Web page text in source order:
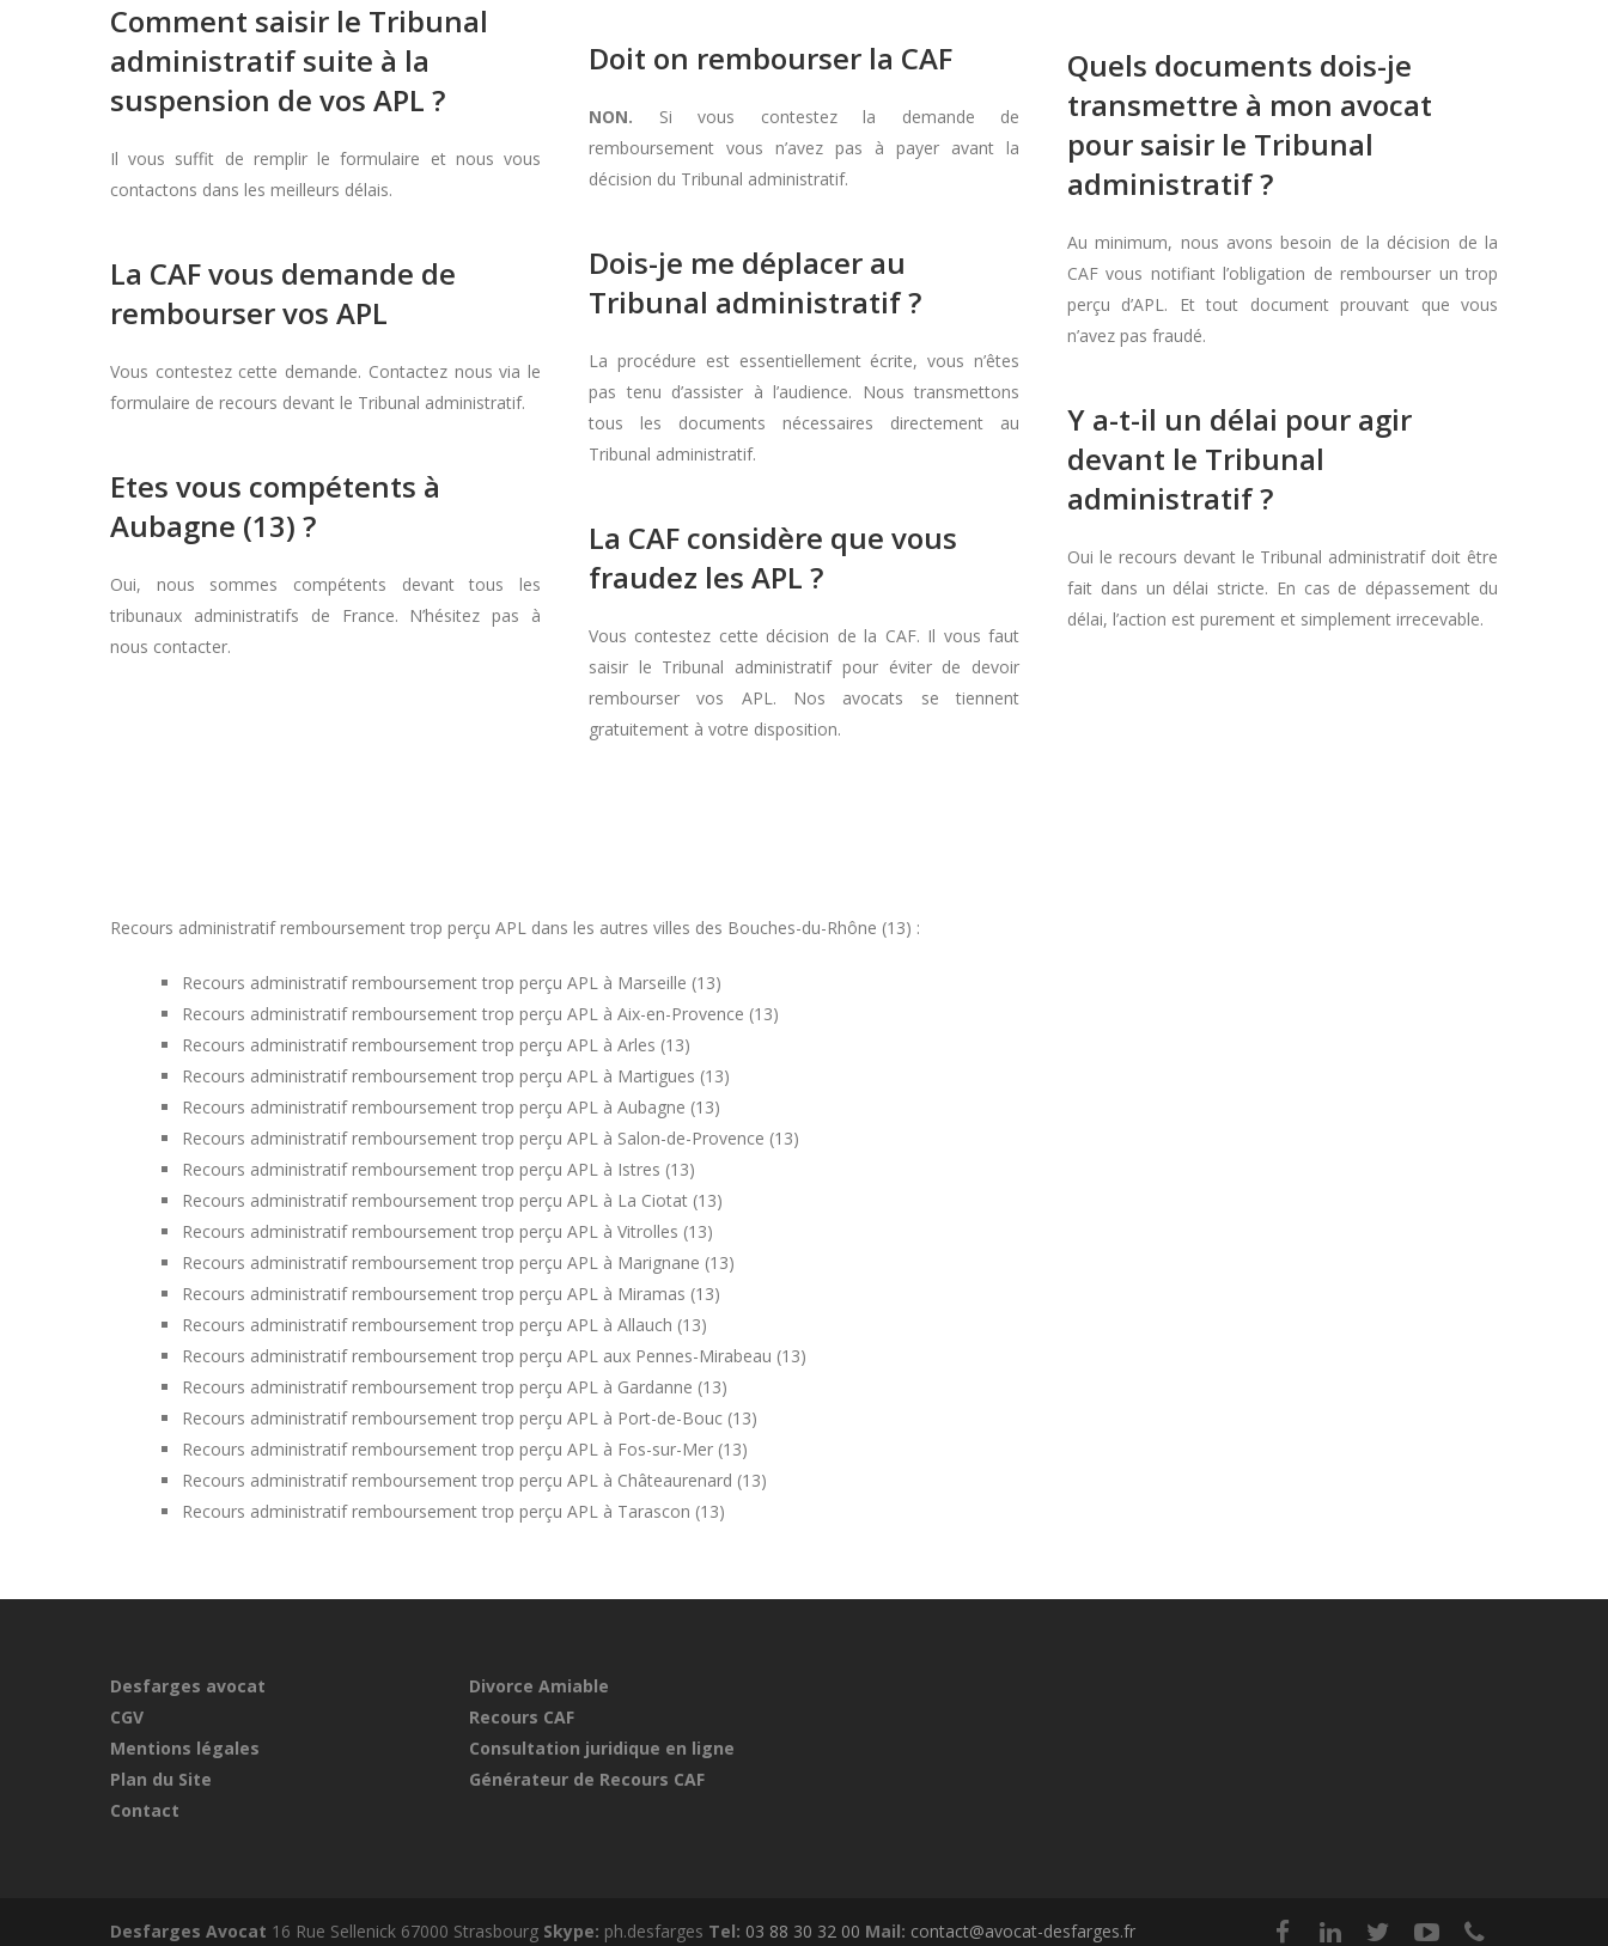
Comment saisir le Tribunal
administratif suite à la
suspension de vos APL ?
Il vous suffit de remplir le formulaire et nous vous
contactons dans les meilleurs délais.
La CAF vous demande de
rembourser vos APL
Vous contestez cette demande. Contactez nous via le
formulaire de recours devant le Tribunal administratif.
Etes vous compétents à
Aubagne (13) ?
Oui, nous sommes compétents devant tous les
tribunaux administratifs de France. N’hésitez pas à
nous contacter.
Doit on rembourser la CAF
NON. Si vous contestez la demande de
remboursement vous n’avez pas à payer avant la
décision du Tribunal administratif.
Dois-je me déplacer au
Tribunal administratif ?
La procédure est essentiellement écrite, vous n’êtes
pas tenu d’assister à l’audience. Nous transmettons
tous les documents nécessaires directement au
Tribunal administratif.
La CAF considère que vous
fraudez les APL ?
Vous contestez cette décision de la CAF. Il vous faut
saisir le Tribunal administratif pour éviter de devoir
rembourser vos APL. Nos avocats se tiennent
gratuitement à votre disposition.
Quels documents dois-je
transmettre à mon avocat
pour saisir le Tribunal
administratif ?
Au minimum, nous avons besoin de la décision de la
CAF vous notifiant l’obligation de rembourser un trop
perçu d’APL. Et tout document prouvant que vous
n’avez pas fraudé.
Y a-t-il un délai pour agir
devant le Tribunal
administratif ?
Oui le recours devant le Tribunal administratif doit être
fait dans un délai stricte. En cas de dépassement du
délai, l’action est purement et simplement irrecevable.
Recours administratif remboursement trop perçu APL dans les autres villes des Bouches-du-Rhône (13) :
Recours administratif remboursement trop perçu APL à Marseille (13)
Recours administratif remboursement trop perçu APL à Aix-en-Provence (13)
Recours administratif remboursement trop perçu APL à Arles (13)
Recours administratif remboursement trop perçu APL à Martigues (13)
Recours administratif remboursement trop perçu APL à Aubagne (13)
Recours administratif remboursement trop perçu APL à Salon-de-Provence (13)
Recours administratif remboursement trop perçu APL à Istres (13)
Recours administratif remboursement trop perçu APL à La Ciotat (13)
Recours administratif remboursement trop perçu APL à Vitrolles (13)
Recours administratif remboursement trop perçu APL à Marignane (13)
Recours administratif remboursement trop perçu APL à Miramas (13)
Recours administratif remboursement trop perçu APL à Allauch (13)
Recours administratif remboursement trop perçu APL aux Pennes-Mirabeau (13)
Recours administratif remboursement trop perçu APL à Gardanne (13)
Recours administratif remboursement trop perçu APL à Port-de-Bouc (13)
Recours administratif remboursement trop perçu APL à Fos-sur-Mer (13)
Recours administratif remboursement trop perçu APL à Châteaurenard (13)
Recours administratif remboursement trop perçu APL à Tarascon (13)
Desfarges avocat
CGV
Mentions légales
Plan du Site
Contact
Divorce Amiable
Recours CAF
Consultation juridique en ligne
Générateur de Recours CAF
Desfarges Avocat 16 Rue Sellenick 67000 Strasbourg Skype: ph.desfarges Tel: 03 88 30 32 00 Mail: contact@avocat-desfarges.fr